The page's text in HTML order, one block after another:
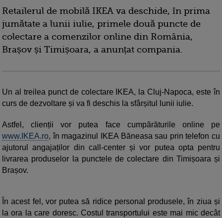
Retailerul de mobilă IKEA va deschide, în prima
jumătate a lunii iulie, primele două puncte de
colectare a comenzilor online din România,
Brașov și Timișoara, a anunțat compania.
Un al treilea punct de colectare IKEA, la Cluj-Napoca, este în
curs de dezvoltare și va fi deschis la sfârșitul lunii iulie.
Astfel, clienții vor putea face cumpărăturile online pe
www.IKEA.ro, în magazinul IKEA Băneasa sau prin telefon cu
ajutorul angajaților din call-center și vor putea opta pentru
livrarea produselor la punctele de colectare din Timișoara și
Brașov.
În acest fel, vor putea să ridice personal produsele, în ziua și
la ora la care doresc. Costul transportului este mai mic decât